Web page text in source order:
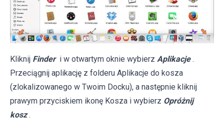
Kliknij Finder i w otwartym oknie wybierz Aplikacje .
Przeciągnij aplikację z folderu Aplikacje do kosza
(zlokalizowanego w Twoim Docku), a następnie kliknij
prawym przyciskiem ikonę Kosza i wybierz Opróżnij
kosz .